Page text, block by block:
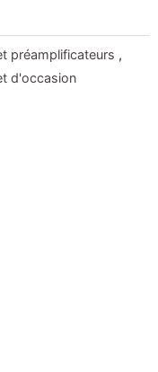
préamplificateurs ,
d'occasion